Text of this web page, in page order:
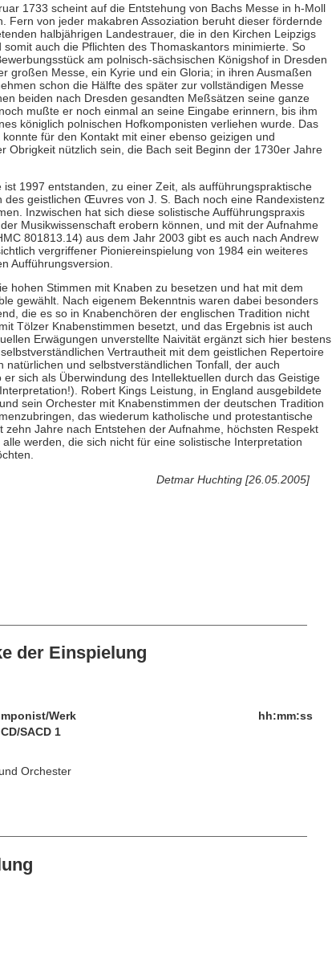
1733 scheint auf die Entstehung von Bachs Messe in h-Moll
Fern von jeder makabren Assoziation beruht dieser fördernde
halbjährigen Landestrauer, die in den Kirchen Leipzigs
auch die Pflichten des Thomaskantors minimierte. So
am polnisch-sächsischen Königshof in Dresden
großen Messe, ein Kyrie und ein Gloria; in ihren Ausmaßen
schon die Hälfte des später zur vollständigen Messe
beiden nach Dresden gesandten Meßsätzen seine ganze
mußte er noch einmal an seine Eingabe erinnern, bis ihm
königlich polnischen Hofkomponisten verliehen wurde. Das
für den Kontakt mit einer ebenso geizigen und
Obrigkeit nützlich sein, die Bach seit Beginn der 1730er Jahre
1997 entstanden, zu einer Zeit, als aufführungspraktische
des geistlichen Œuvres von J. S. Bach noch eine Randexistenz
Inzwischen hat sich diese solistische Aufführungspraxis
Musikwissenschaft erobern können, und mit der Aufnahme
801813.14) aus dem Jahr 2003 gibt es auch nach Andrew
vergriffener Pioniereinspielung von 1984 ein weiteres
Aufführungsversion.
hohen Stimmen mit Knaben zu besetzen und hat mit dem
gewählt. Nach eigenem Bekenntnis waren dabei besonders
die es so in Knabenchören der englischen Tradition nicht
Tölzer Knabenstimmen besetzt, und das Ergebnis ist auch
Erwägungen unverstellte Naivität ergänzt sich hier bestens
Vertrautheit mit dem geistlichen Repertoire
und selbstverständlichen Tonfall, der auch
sich als Überwindung des Intellektuellen durch das Geistige
Robert Kings Leistung, in England ausgebildete
sein Orchester mit Knabenstimmen der deutschen Tradition
das wiederum katholische und protestantische
Jahre nach Entstehen der Aufnahme, höchsten Respekt
werden, die sich nicht für eine solistische Interpretation
Detmar Huchting [26.05.2005]
der Einspielung
Werk
hh:mm:ss
CD/SACD 1
Orchester